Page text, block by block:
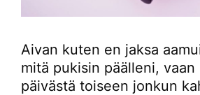
Aivan kuten en jaksa
mitä pukisin päälleni,
päivästä toiseen jonkun